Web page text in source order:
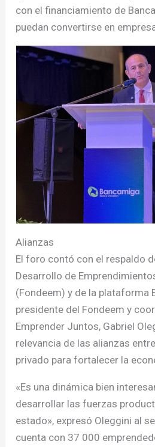
con el financiamiento de
puedan convertirse en
Alianzas
El foro contó con el respaldo
Desarrollo de
(Fondeem) y de la plataforma
presidente del Fondeem y
Emprender Juntos, Gabriel
relevancia de las alianzas
privado para fortalecer la
«Es una dinámica bien
desarrollar las fuerzas
estado», expresó Oleggini al
cuenta con 37 000